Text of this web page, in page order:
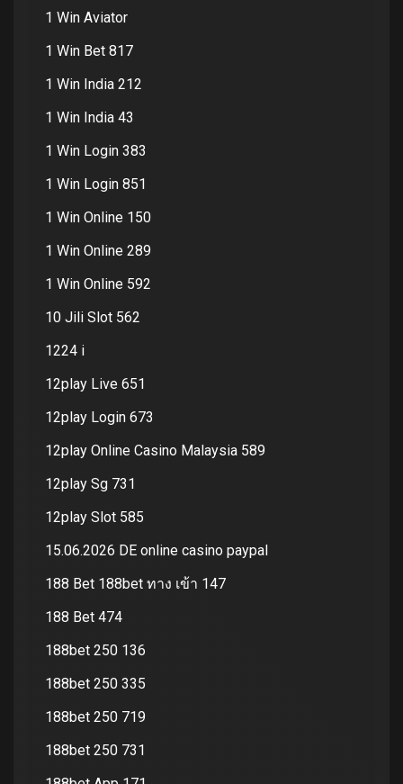
1 Win Aviator
1 Win Bet 817
1 Win India 212
1 Win India 43
1 Win Login 383
1 Win Login 851
1 Win Online 150
1 Win Online 289
1 Win Online 592
10 Jili Slot 562
1224 i
12play Live 651
12play Login 673
12play Online Casino Malaysia 589
12play Sg 731
12play Slot 585
15.06.2026 DE online casino paypal
188 Bet 188bet ทาง เข้า 147
188 Bet 474
188bet 250 136
188bet 250 335
188bet 250 719
188bet 250 731